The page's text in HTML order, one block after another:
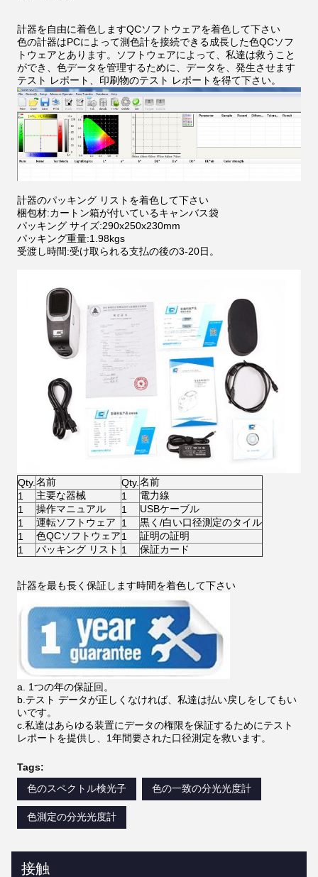
計器を自由に着色しますQCソフトウェアを着色して下さい
色の計器はPCによって測色計を接続できる成長した色QCソフ
トウェアとあります。ソフトウェアによって、私達は救うこと
ができ、色データを管理するために、データを、発生させます
テスト レポート、印刷物のテスト レポートを得て下さい。
計器のパッキング リストを着色して下さい
梱包材:カートン箱が付いているキャンバス袋
パッキング サイズ:290x250x230mm
パッキング重量:1.98kgs
受渡し時間:受け取られる支払の後の3-20日。
Qty. 名前 Qty. 名前
1
主要な器械 1
電力線
1
操作マニュアル 1
USBケーブル
1
運転ソフトウェア 1
黒く/白い口径測定のタイル
1
色QCソフトウェア1
証明の証明
1
パッキング リスト 1 保証カード
計器を最も長く保証します時間を着色して下さい
a. 1つの年の保証回。
b.テスト データが正しくなければ、私達は払い戻しをしてもい
いです。
c.私達はあらゆる装置にデータの権限を保証するためにテスト
レポートを提供し、1年間要された口径測定を救います。
Tags:
色のスペクトル検光子
色の一致の分光光度計
色測定の分光光度計
接触